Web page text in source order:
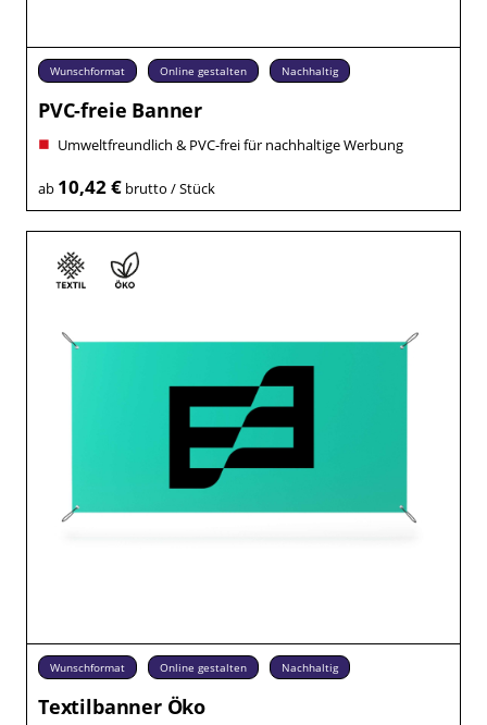
Wunschformat Online gestalten Nachhaltig
PVC-freie Banner
Umweltfreundlich & PVC-frei für nachhaltige Werbung
ab 10,42 €brutto / Stück
Wunschformat Online gestalten Nachhaltig
Textilbanner Öko